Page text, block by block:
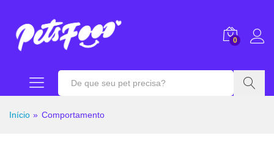
0
Início » Comportamento